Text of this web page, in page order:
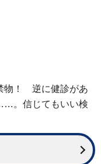
物！ 逆に健診があ
。信じてもいい検